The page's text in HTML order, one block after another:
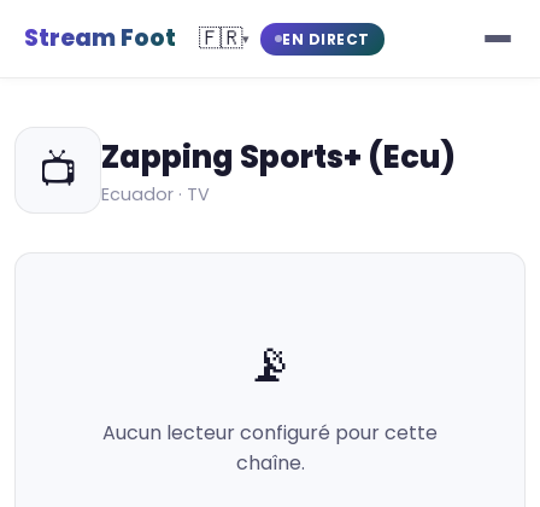
Stream Foot 🇫🇷▾ EN DIRECT
📺 Zapping Sports+ (Ecu)
Ecuador · TV
📡
Aucun lecteur configuré pour cette
chaîne.